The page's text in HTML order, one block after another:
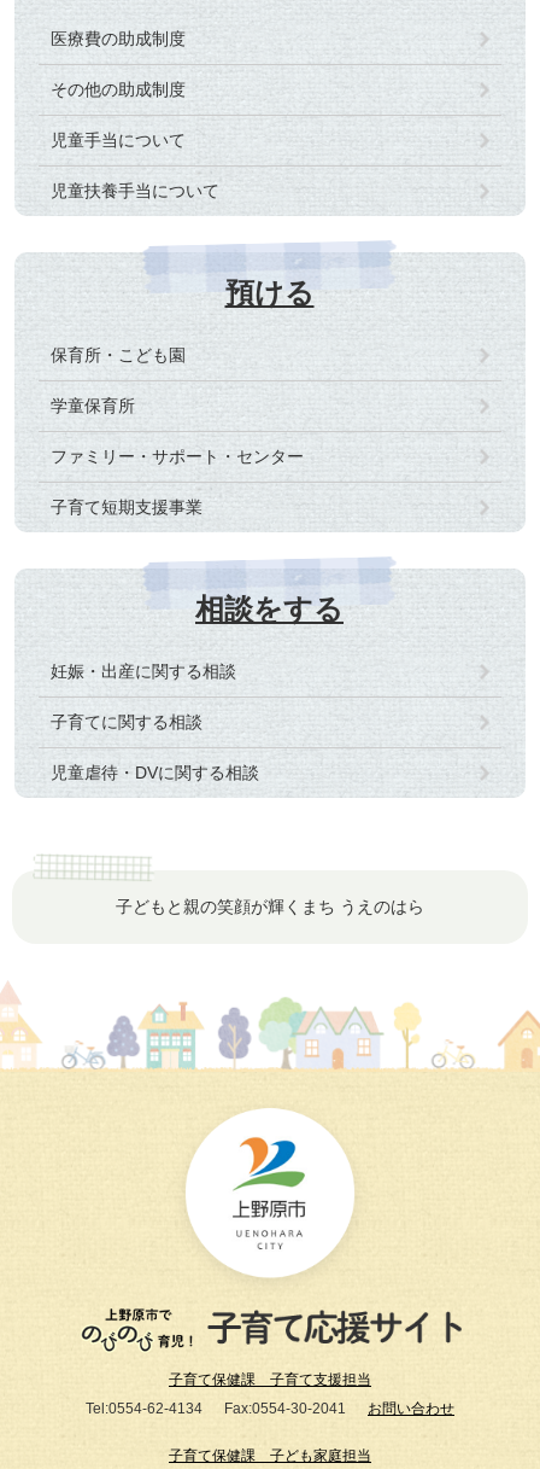
医療費の助成制度
その他の助成制度
児童手当について
児童扶養手当について
預ける
保育所・こども園
学童保育所
ファミリー・サポート・センター
子育て短期支援事業
相談をする
妊娠・出産に関する相談
子育てに関する相談
児童虐待・DVに関する相談
子どもと親の笑顔が輝くまち うえのはら
子育て保健課 子育て支援担当
Tel:0554-62-4134
Fax:0554-30-2041 お問い合わせ
子育て保健課 子ども家庭担当